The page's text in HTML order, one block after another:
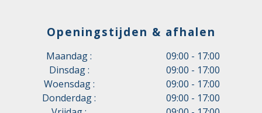
Openingstijden & afhalen
Maandag :
09:00 - 17:00
Dinsdag :
09:00 - 17:00
Woensdag :
09:00 - 17:00
Donderdag :
09:00 - 17:00